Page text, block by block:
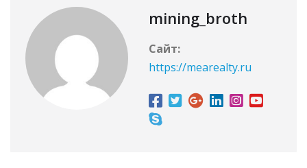
mining_broth
Сайт:
https://mearealty.ru